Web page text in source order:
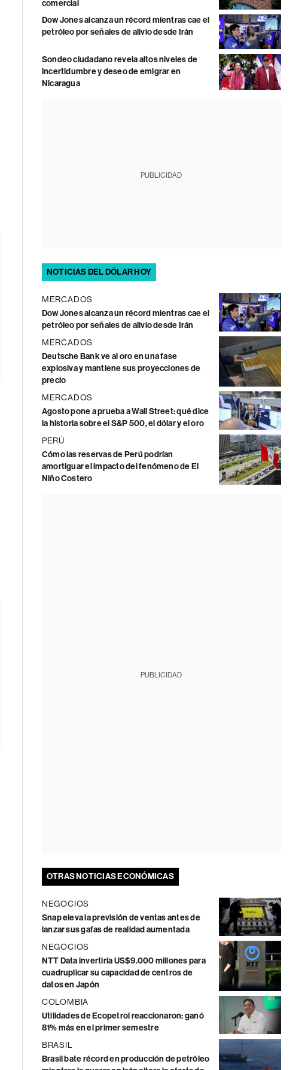
comercial
Dow Jones alcanza un récord mientras cae el
petróleo por señales de alivio desde Irán
Sondeo ciudadano revela altos niveles de
incertidumbre y deseo de emigrar en
Nicaragua
PUBLICIDAD
NOTICIAS DEL DÓLAR HOY
MERCADOS
Dow Jones alcanza un récord mientras cae el
petróleo por señales de alivio desde Irán
MERCADOS
Deutsche Bank ve al oro en una fase
explosiva y mantiene sus proyecciones de
precio
MERCADOS
Agosto pone a prueba a Wall Street: qué dice
la historia sobre el S&P 500, el dólar y el oro
PERÚ
Cómo las reservas de Perú podrían
amortiguar el impacto del fenómeno de El
Niño Costero
PUBLICIDAD
OTRAS NOTICIAS ECONÓMICAS
NEGOCIOS
Snap eleva la previsión de ventas antes de
lanzar sus gafas de realidad aumentada
NEGOCIOS
NTT Data invertiría US$9.000 millones para
cuadruplicar su capacidad de centros de
datos en Japón
COLOMBIA
Utilidades de Ecopetrol reaccionaron: ganó
81% más en el primer semestre
BRASIL
Brasil bate récord en producción de petróleo